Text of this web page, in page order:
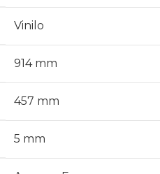
Vinilo
914 mm
457 mm
5 mm